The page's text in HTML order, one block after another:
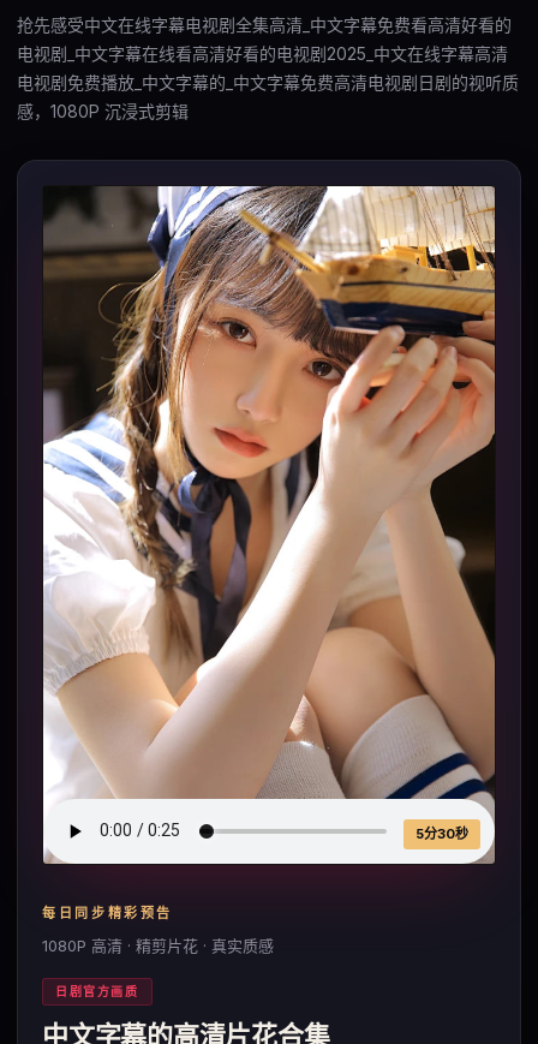
抢先感受中文在线字幕电视剧全集高清_中文字幕免费看高清好看的
电视剧_中文字幕在线看高清好看的电视剧2025_中文在线字幕高清
电视剧免费播放_中文字幕的_中文字幕免费高清电视剧日剧的视听质
感，1080P 沉浸式剪辑
5分30秒
每日同步精彩预告
1080P 高清 · 精剪片花 · 真实质感
日剧官方画质
中文字幕的高清片花合集